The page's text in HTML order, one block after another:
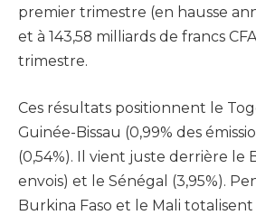
premier trimestre (en hausse
et à 143,58 milliards de francs
trimestre.
Ces résultats positionnent le
Guinée-Bissau (0,99% des
(0,54%). Il vient juste derrière le
envois) et le Sénégal (3,95%).
Burkina Faso et le Mali